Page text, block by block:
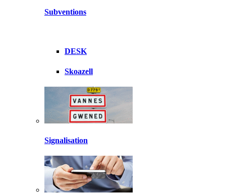
Subventions
DESK
Skoazell
Signalisation